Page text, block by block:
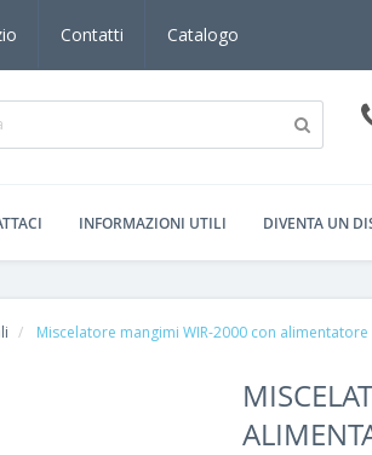
Contatti Catalogo
INFORMAZIONI UTILI DIVENTA UN
Miscelatore mangimi WIR-2000 con alimentatore